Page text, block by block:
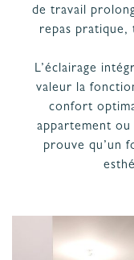
MATÉRIAUX ET
PROJET
de travail
repas
L’éclairage
valeur la
confort
appartement
prouve qu’un